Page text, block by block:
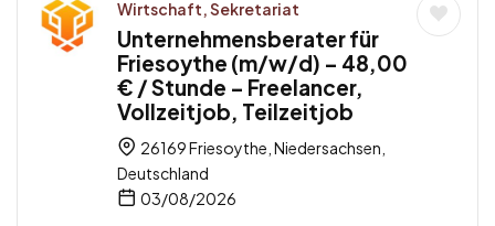
Wirtschaft, Sekretariat
Unternehmensberater für
Friesoythe (m/w/d) – 48,00
€ / Stunde – Freelancer,
Vollzeitjob, Teilzeitjob
26169 Friesoythe, Niedersachsen,
Deutschland
03/08/2026